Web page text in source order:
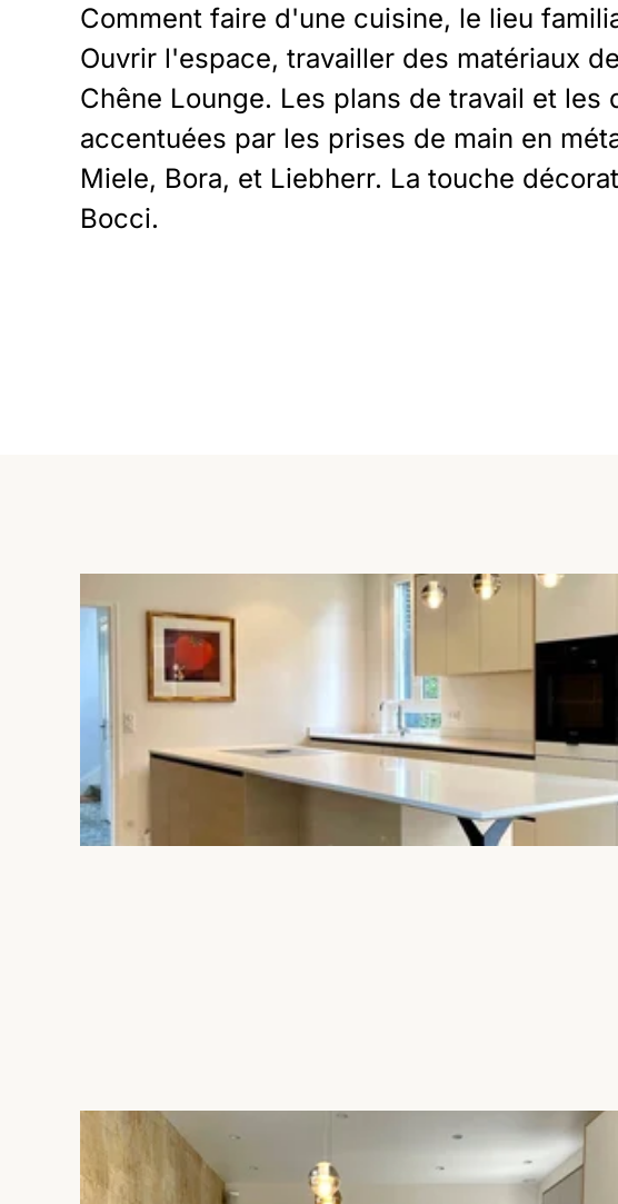
Comment faire d'une cuisine, le lieu
Ouvrir l'espace, travailler des matériaux
Chêne Lounge. Les plans de travail et
accentuées par les prises de main en
Miele, Bora, et Liebherr. La touche
Bocci.